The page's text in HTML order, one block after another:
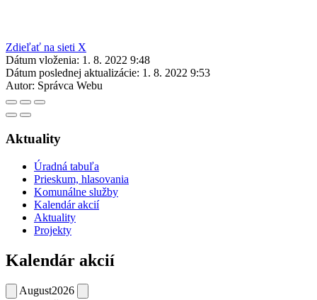
Zdieľať na sieti X
Dátum vloženia: 1. 8. 2022 9:48
Dátum poslednej aktualizácie: 1. 8. 2022 9:53
Autor: Správca Webu
Aktuality
Úradná tabuľa
Prieskum, hlasovania
Komunálne služby
Kalendár akcií
Aktuality
Projekty
Kalendár akcií
August2026